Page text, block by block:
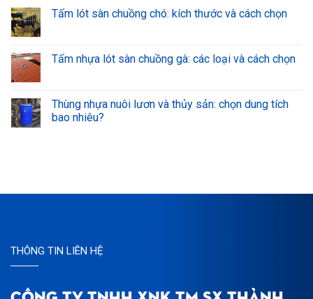
Tấm lót sàn chuồng chó: kích thước và cách chọn
Tấm nhựa lót sàn chuồng gà: các loại và cách chọn
Thùng nhựa nuôi lươn và thủy sản: chọn dung tích
bao nhiêu?
THÔNG TIN LIÊN HỆ